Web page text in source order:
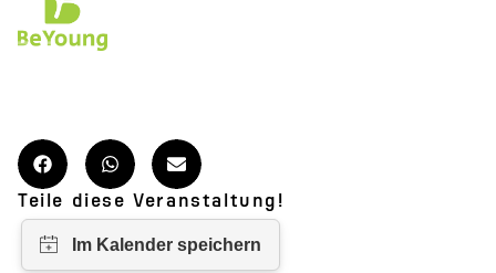
Teile diese Veranstaltung!